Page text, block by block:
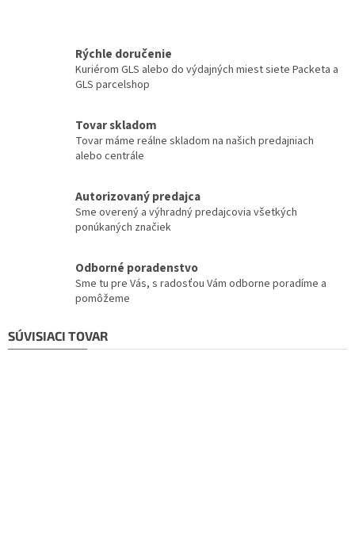
Rýchle doručenie
Kuriérom GLS alebo do výdajných miest siete Packeta a
GLS parcelshop
Tovar skladom
Tovar máme reálne skladom na našich predajniach
alebo centrále
Autorizovaný predajca
Sme overený a výhradný predajcovia všetkých
ponúkaných značiek
Odborné poradenstvo
Sme tu pre Vás, s radosťou Vám odborne poradíme a
pomôžeme
SÚVISIACI TOVAR